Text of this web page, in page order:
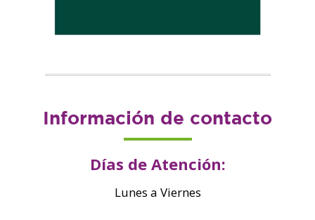
Información de contacto
Días de Atención:
Lunes a Viernes